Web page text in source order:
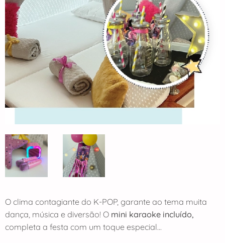
O clima contagiante do K-POP, garante ao tema muita
dança, música e diversão! O mini karaoke incluído,
completa a festa com um toque especial...